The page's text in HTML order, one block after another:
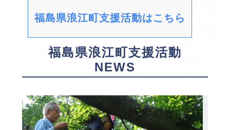
福島県浪江町支援活動はこちら
福島県浪江町支援活動
NEWS